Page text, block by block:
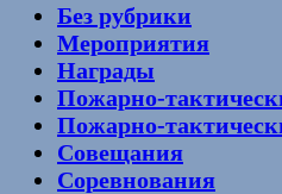
Без рубрики
Мероприятия
Награды
Пожарно-
Пожарно-
Совещания
Соревнования